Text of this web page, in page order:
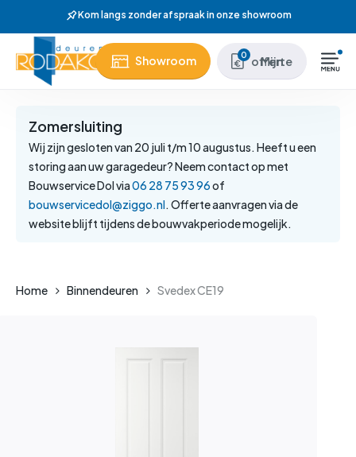
content
Kom langs zonder afspraak in onze showroom
Showroom 0 Mijn offerte
Zomersluiting
Wij zijn gesloten van 20 juli t/m 10 augustus. Heeft u een
storing aan uw garagedeur? Neem contact op met
Bouwservice Dol via06 28 75 93 96of
bouwservicedol@ziggo.nl. Offerte aanvragen via de
website blijft tijdens de bouwvakperiode mogelijk.
Home Binnendeuren Svedex CE19
Close
Menu